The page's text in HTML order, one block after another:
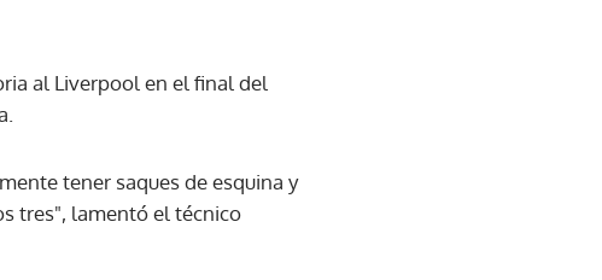
al Liverpool en el final del
tener saques de esquina y
tres", lamentó el técnico